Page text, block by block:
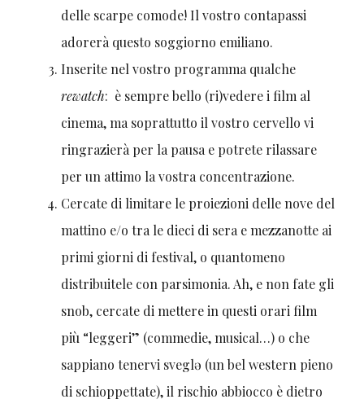
delle scarpe comode! Il vostro contapassi
adorerà questo soggiorno emiliano.
Inserite nel vostro programma qualche
rewatch: è sempre bello (ri)vedere i film al
cinema, ma soprattutto il vostro cervello vi
ringrazierà per la pausa e potrete rilassare
per un attimo la vostra concentrazione.
Cercate di limitare le proiezioni delle nove del
mattino e/o tra le dieci di sera e mezzanotte ai
primi giorni di festival, o quantomeno
distribuitele con parsimonia. Ah, e non fate gli
snob, cercate di mettere in questi orari film
più “leggeri” (commedie, musical…) o che
sappiano tenervi sveglə (un bel western pieno
di schioppettate), il rischio abbiocco è dietro